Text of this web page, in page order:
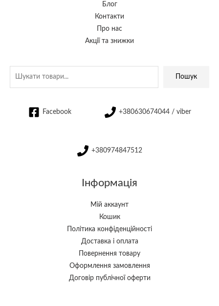
Блог
Контакти
Про нас
Акції та знижки
Пошук
Facebook +380630674044 / viber
+380974847512
Інформація
Мій аккаунт
Кошик
Політика конфіденційності
Доставка і оплата
Повернення товару
Оформлення замовлення
Договір публічної оферти